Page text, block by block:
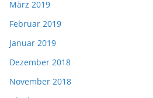
März 2019
Februar 2019
Januar 2019
Dezember 2018
November 2018